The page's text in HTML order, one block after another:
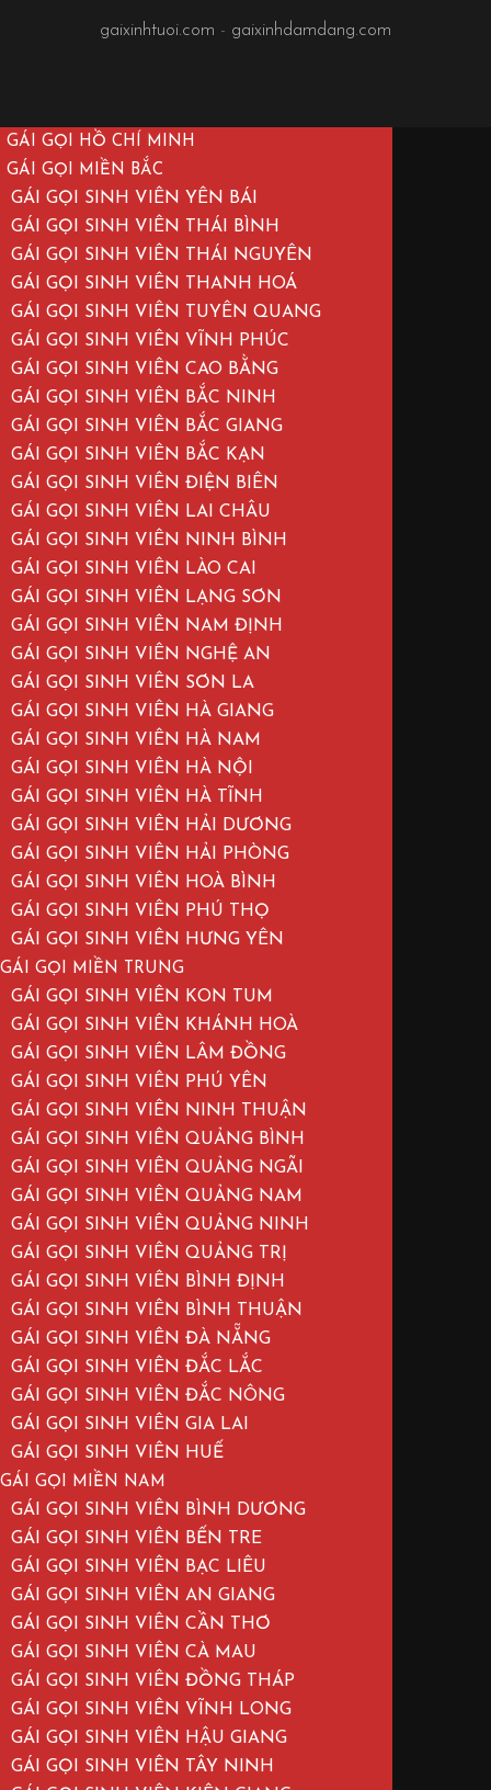
gaixinhtuoi.com - gaixinhdamdang.com
GÁI GỌI HỒ CHÍ MINH
GÁI GỌI MIỀN BẮC
GÁI GỌI SINH VIÊN YÊN BÁI
GÁI GỌI SINH VIÊN THÁI BÌNH
GÁI GỌI SINH VIÊN THÁI NGUYÊN
GÁI GỌI SINH VIÊN THANH HOÁ
GÁI GỌI SINH VIÊN TUYÊN QUANG
GÁI GỌI SINH VIÊN VĨNH PHÚC
GÁI GỌI SINH VIÊN CAO BẰNG
GÁI GỌI SINH VIÊN BẮC NINH
GÁI GỌI SINH VIÊN BẮC GIANG
GÁI GỌI SINH VIÊN BẮC KẠN
GÁI GỌI SINH VIÊN ĐIỆN BIÊN
GÁI GỌI SINH VIÊN LAI CHÂU
GÁI GỌI SINH VIÊN NINH BÌNH
GÁI GỌI SINH VIÊN LÀO CAI
GÁI GỌI SINH VIÊN LẠNG SƠN
GÁI GỌI SINH VIÊN NAM ĐỊNH
GÁI GỌI SINH VIÊN NGHỆ AN
GÁI GỌI SINH VIÊN SƠN LA
GÁI GỌI SINH VIÊN HÀ GIANG
GÁI GỌI SINH VIÊN HÀ NAM
GÁI GỌI SINH VIÊN HÀ NỘI
GÁI GỌI SINH VIÊN HÀ TĨNH
GÁI GỌI SINH VIÊN HẢI DƯƠNG
GÁI GỌI SINH VIÊN HẢI PHÒNG
GÁI GỌI SINH VIÊN HOÀ BÌNH
GÁI GỌI SINH VIÊN PHÚ THỌ
GÁI GỌI SINH VIÊN HƯNG YÊN
GÁI GỌI MIỀN TRUNG
GÁI GỌI SINH VIÊN KON TUM
GÁI GỌI SINH VIÊN KHÁNH HOÀ
GÁI GỌI SINH VIÊN LÂM ĐỒNG
GÁI GỌI SINH VIÊN PHÚ YÊN
GÁI GỌI SINH VIÊN NINH THUẬN
GÁI GỌI SINH VIÊN QUẢNG BÌNH
GÁI GỌI SINH VIÊN QUẢNG NGÃI
GÁI GỌI SINH VIÊN QUẢNG NAM
GÁI GỌI SINH VIÊN QUẢNG NINH
GÁI GỌI SINH VIÊN QUẢNG TRỊ
GÁI GỌI SINH VIÊN BÌNH ĐỊNH
GÁI GỌI SINH VIÊN BÌNH THUẬN
GÁI GỌI SINH VIÊN ĐÀ NẴNG
GÁI GỌI SINH VIÊN ĐẮC LẮC
GÁI GỌI SINH VIÊN ĐẮC NÔNG
GÁI GỌI SINH VIÊN GIA LAI
GÁI GỌI SINH VIÊN HUẾ
GÁI GỌI MIỀN NAM
GÁI GỌI SINH VIÊN BÌNH DƯƠNG
GÁI GỌI SINH VIÊN BẾN TRE
GÁI GỌI SINH VIÊN BẠC LIÊU
GÁI GỌI SINH VIÊN AN GIANG
GÁI GỌI SINH VIÊN CẦN THƠ
GÁI GỌI SINH VIÊN CÀ MAU
GÁI GỌI SINH VIÊN ĐỒNG THÁP
GÁI GỌI SINH VIÊN VĨNH LONG
GÁI GỌI SINH VIÊN HẬU GIANG
GÁI GỌI SINH VIÊN TÂY NINH